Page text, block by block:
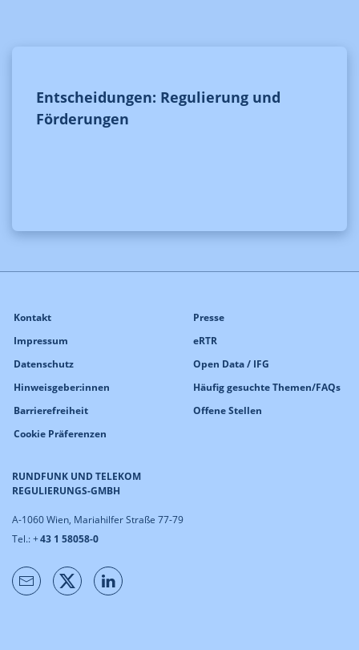
Entscheidungen: Regulierung und
Förderungen
RUNDFUNK UND TELEKOM
REGULIERUNGS-GMBH
A-1060 Wien, Mariahilfer Straße 77-79
Tel.: +43 1 58058-0
Kontakt
Impressum
Datenschutz
Hinweisgeber:innen
Barrierefreiheit
Cookie Präferenzen
Presse
eRTR
Open Data / IFG
Häufig gesuchte Themen/FAQs
Offene Stellen